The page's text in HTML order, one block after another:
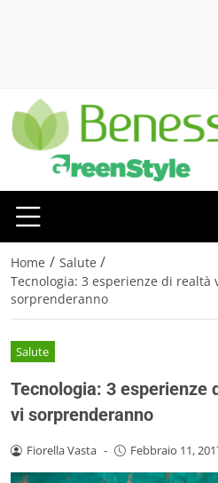
Home / Salute /
Tecnologia: 3 esperienze di realtà
sorprenderanno
Salute
Tecnologia: 3 esperienze
vi sorprenderanno
Fiorella Vasta - Febbraio 11,